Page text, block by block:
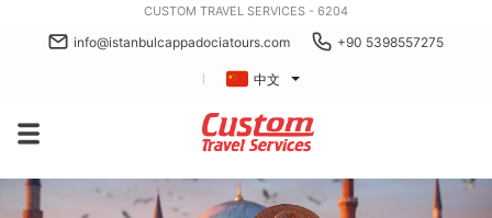
CUSTOM TRAVEL SERVICES - 6204
info@istanbulcappadociatours.com +90 5398557275
中文